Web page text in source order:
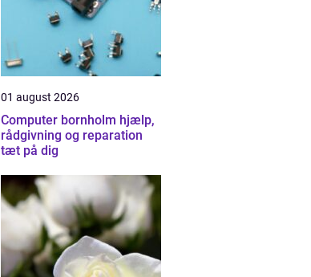
01 august 2026
Computer bornholm hjælp,
rådgivning og reparation
tæt på dig